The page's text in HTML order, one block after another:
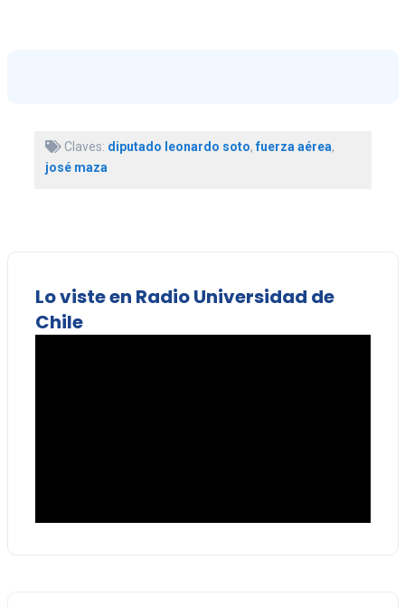
Claves: diputado leonardo soto,fuerza aérea,
josé maza
Lo viste en Radio Universidad de
Chile